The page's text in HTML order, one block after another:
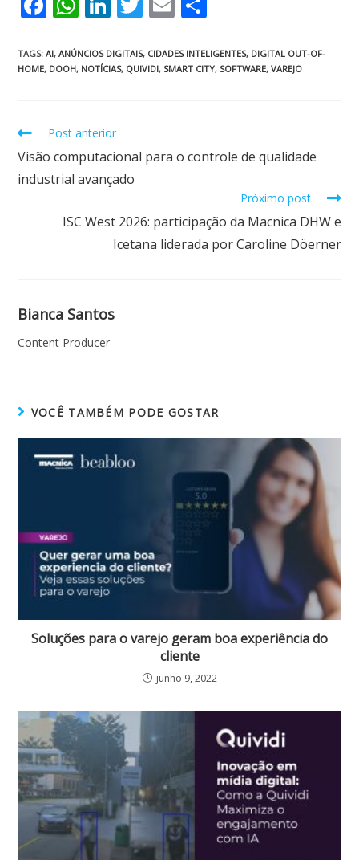
e
b
o
k
at
s
p
p
k
e
n
itt
er
ai
l
ar
e
TAGS:AI, ANÚNCIOS DIGITAIS, CIDADES INTELIGENTES, DIGITAL OUT-OF-
HOME, DOOH, NOTÍCIAS, QUIVIDI, SMART CITY, SOFTWARE, VAREJO
Post anterior
Visão computacional para o controle de qualidade
industrial avançado
Próximo post
ISC West 2026: participação da Macnica DHW e
Icetana liderada por Caroline Döerner
Bianca Santos
Content Producer
VOCÊ TAMBÉM PODE GOSTAR
Soluções para o varejo geram boa experiência do
cliente
junho 9, 2022